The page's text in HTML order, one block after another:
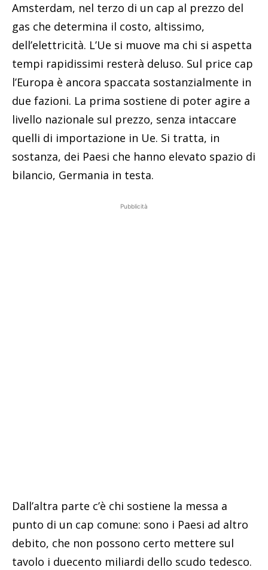
Amsterdam, nel terzo di un cap al prezzo del
gas che determina il costo, altissimo,
dell’elettricità. L’Ue si muove ma chi si aspetta
tempi rapidissimi resterà deluso. Sul price cap
l’Europa è ancora spaccata sostanzialmente in
due fazioni. La prima sostiene di poter agire a
livello nazionale sul prezzo, senza intaccare
quelli di importazione in Ue. Si tratta, in
sostanza, dei Paesi che hanno elevato spazio di
bilancio, Germania in testa.
Pubblicità
Dall’altra parte c’è chi sostiene la messa a
punto di un cap comune: sono i Paesi ad altro
debito, che non possono certo mettere sul
tavolo i duecento miliardi dello scudo tedesco.